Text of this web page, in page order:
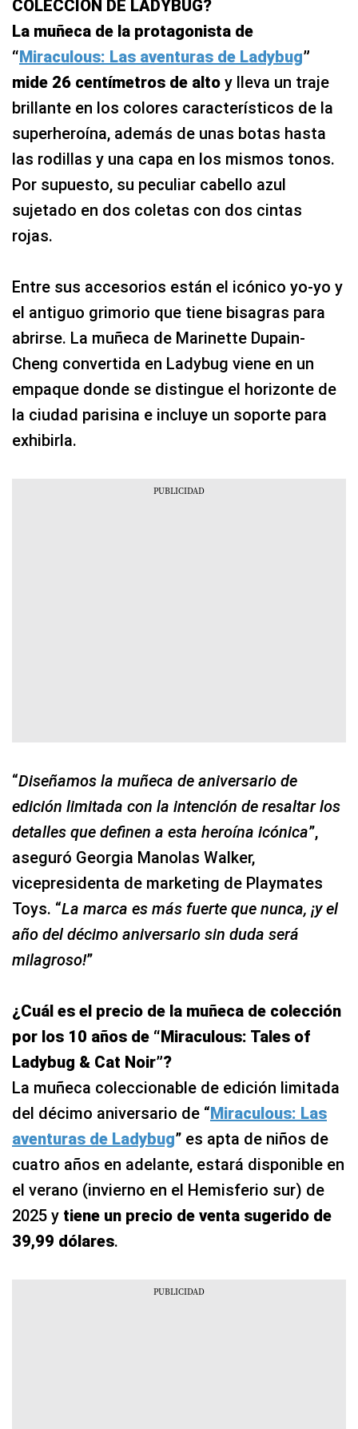
COLECCIÓN DE LADYBUG?
La muñeca de la protagonista de
“Miraculous: Las aventuras de Ladybug”
mide 26 centímetros de alto y lleva un traje
brillante en los colores característicos de la
superheroína, además de unas botas hasta
las rodillas y una capa en los mismos tonos.
Por supuesto, su peculiar cabello azul
sujetado en dos coletas con dos cintas
rojas.
Entre sus accesorios están el icónico yo-yo y
el antiguo grimorio que tiene bisagras para
abrirse. La muñeca de Marinette Dupain-
Cheng convertida en Ladybug viene en un
empaque donde se distingue el horizonte de
la ciudad parisina e incluye un soporte para
exhibirla.
“Diseñamos la muñeca de aniversario de
edición limitada con la intención de resaltar los
detalles que definen a esta heroína icónica”,
aseguró Georgia Manolas Walker,
vicepresidenta de marketing de Playmates
Toys. “La marca es más fuerte que nunca, ¡y el
año del décimo aniversario sin duda será
milagroso!”
¿Cuál es el precio de la muñeca de colección
por los 10 años de “Miraculous: Tales of
Ladybug & Cat Noir”?
La muñeca coleccionable de edición limitada
del décimo aniversario de “Miraculous: Las
aventuras de Ladybug” es apta de niños de
cuatro años en adelante, estará disponible en
el verano (invierno en el Hemisferio sur) de
2025 y tiene un precio de venta sugerido de
39,99 dólares.